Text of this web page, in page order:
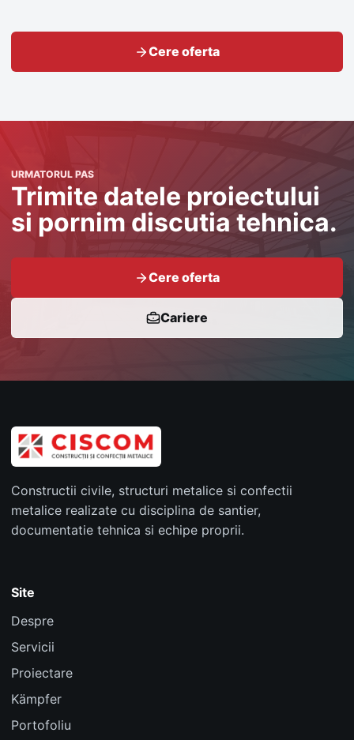
Cere oferta
URMATORUL PAS
Trimite datele proiectului
si pornim discutia tehnica.
Cere oferta
Cariere
Constructii civile, structuri metalice si confectii
metalice realizate cu disciplina de santier,
documentatie tehnica si echipe proprii.
Site
Despre
Servicii
Proiectare
Kämpfer
Portofoliu